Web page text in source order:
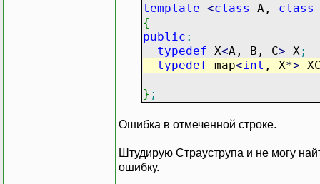
template <class A, class
{
public :
typedef X<A, B, C> X ;
typedef map<int , X*>
} ;
Ошибка в отмеченной строке.
Штудирую Страуструпа и не могу
ошибку.